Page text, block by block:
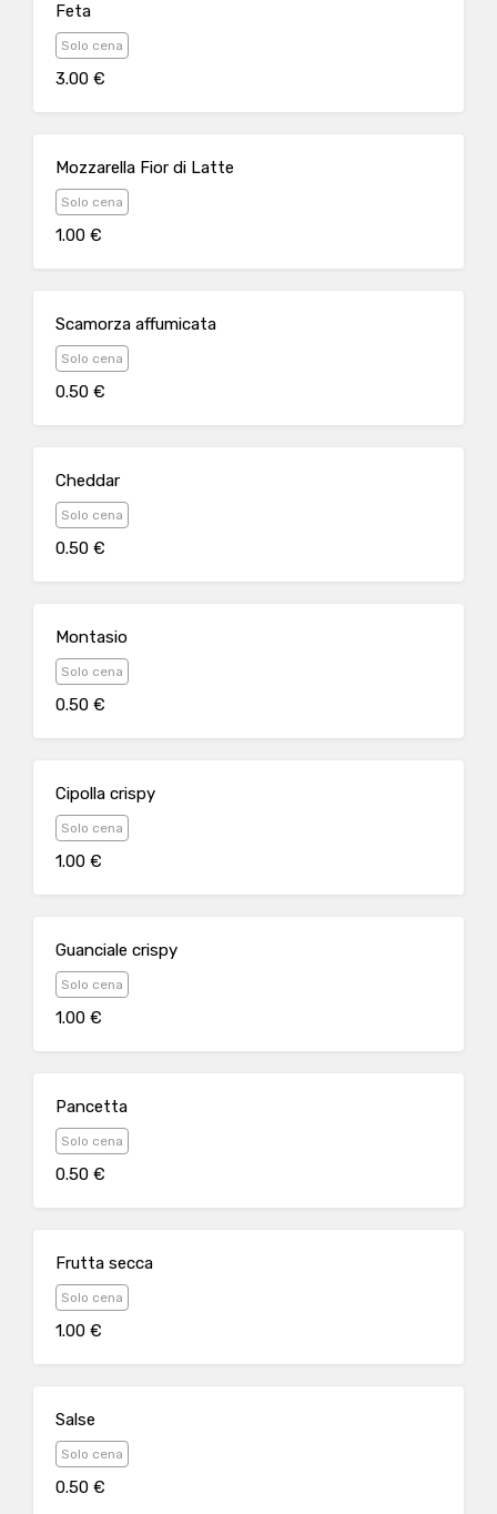
Feta
Solo cena
3.00 €
Mozzarella Fior di Latte
Solo cena
1.00 €
Scamorza affumicata
Solo cena
0.50 €
Cheddar
Solo cena
0.50 €
Montasio
Solo cena
0.50 €
Cipolla crispy
Solo cena
1.00 €
Guanciale crispy
Solo cena
1.00 €
Pancetta
Solo cena
0.50 €
Frutta secca
Solo cena
1.00 €
Salse
Solo cena
0.50 €